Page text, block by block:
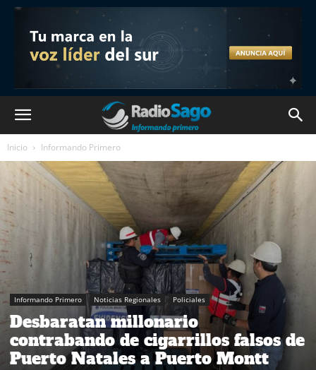
Inicio Informando Primero
Informando Primero Noticias Regionales Policiales
Desbaratan millonario
contrabando de cigarrillos falsos de
Puerto Natales a Puerto Montt